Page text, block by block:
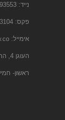
נייד:
פקס: 074-7023104
אימייל:
העוגן 4, הרצליה פיתוח
ראשון- חמישי: 08:00-20:00 שישי: